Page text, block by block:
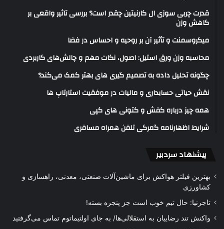
قدرت چربی سوزی ال کارنیتین چقدر است؟ بررسی تاثیر واقعی بر
کاهش وزن
میکروسمنت و تأثیر آن بر روحیه و احساس در فضا
محاسبه وزن ورق استیل: اصول، نکات مهم و چالش‌های کاربردی
چگونه تحلیل داده به تصمیم گیری های بهتر کمک می‌کند؟
نقش حیاتی حسابداری و مالیات در موفقیت استارتاپ ها
همه چیز درباره کفش و کتونی های کپی
شرایط اظهارنامه گمرکی تلفن همراه مسافری
پیشنهاد سردبیر
بهترین فیلتر هواکش برای ماشین‌آلات صنعتی، معدنی، راهسازی و
کشاورزی
تاجرنیا: حال تیم خوب است جز پنجره بسته!
واکنش تند رضاییان به استقلالی‌ها/ به جای اولتیماتوم تماس می‌گرفتید